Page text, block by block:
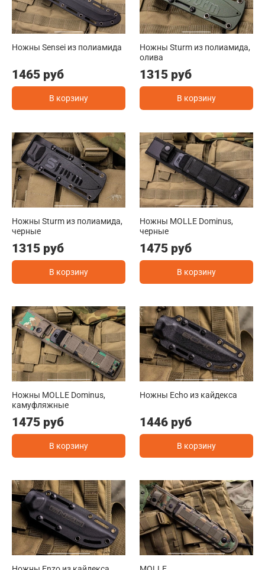
Ножны Sensei из полиамида
1465 руб
В корзину
Ножны Sturm из полиамида,
олива
1315 руб
В корзину
Ножны Sturm из полиамида,
черные
1315 руб
В корзину
Ножны MOLLE Dominus,
черные
1475 руб
В корзину
Ножны MOLLE Dominus,
камуфляжные
1475 руб
В корзину
Ножны Echo из кайдекса
1446 руб
В корзину